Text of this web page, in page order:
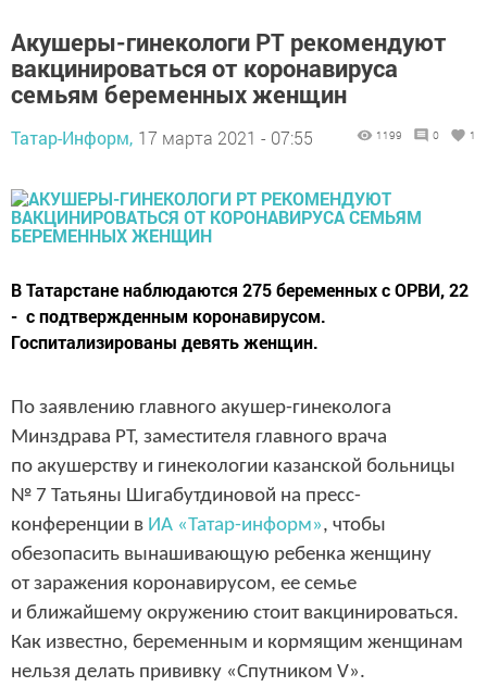
Акушеры-гинекологи РТ рекомендуют
вакцинироваться от коронавируса
семьям беременных женщин
Татар-Информ, 17 марта 2021 - 07:55 1199 0 1
​​​​​​​В Татарстане наблюдаются 275 беременных с ОРВИ, 22
- с подтвержденным коронавирусом.
Госпитализированы девять женщин.
По заявлению главного акушер-гинеколога
Минздрава РТ, заместителя главного врача
по акушерству и гинекологии казанской больницы
№ 7 Татьяны Шигабутдиновой на пресс-
конференции в ИА «Татар-информ», чтобы
обезопасить вынашивающую ребенка женщину
от заражения коронавирусом, ее семье
и ближайшему окружению стоит вакцинироваться.
Как известно, беременным и кормящим женщинам
нельзя делать прививку «Спутником V».